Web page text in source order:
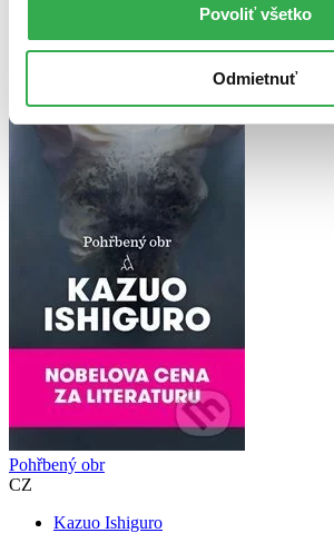
Povoliť všetko
Odmietnuť
S flexi väzbouPre mužov
Pohřbený obr
CZ
Kazuo Ishiguro